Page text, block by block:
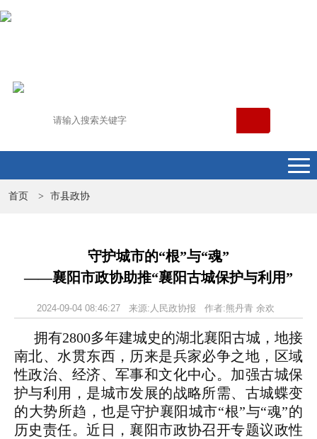
首页 > 市县政协
守护城市的“根”与“魂”
——襄阳市政协助推“襄阳古城保护与利用”
2024-09-04 08:46:27 来源:人民政协报 作者:熊丹青 余欢
拥有2800多年建城史的湖北襄阳古城，地接
南北、水贯东西，历来是兵家必争之地，区域
性政治、经济、军事和文化中心。加强古城保
护与利用，是城市发展的战略所需、古城蝶变
的大势所趋，也是守护襄阳城市“根”与“魂”的
历史责任。近日，襄阳市政协召开专题议政性